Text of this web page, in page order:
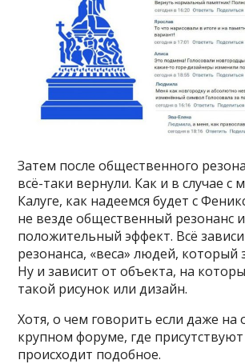
Затем после общественного
всё-таки вернули. Как и в случае с
Калуге, как надеемся будет с
не везде общественный резонанс
положительный эффект. Всё
резонанса, «веса» людей, который
Ну и зависит от объекта, на
такой рисунок или дизайн.
Хотя, о чем говорить если даже
крупном форуме, где
происходит подобное.